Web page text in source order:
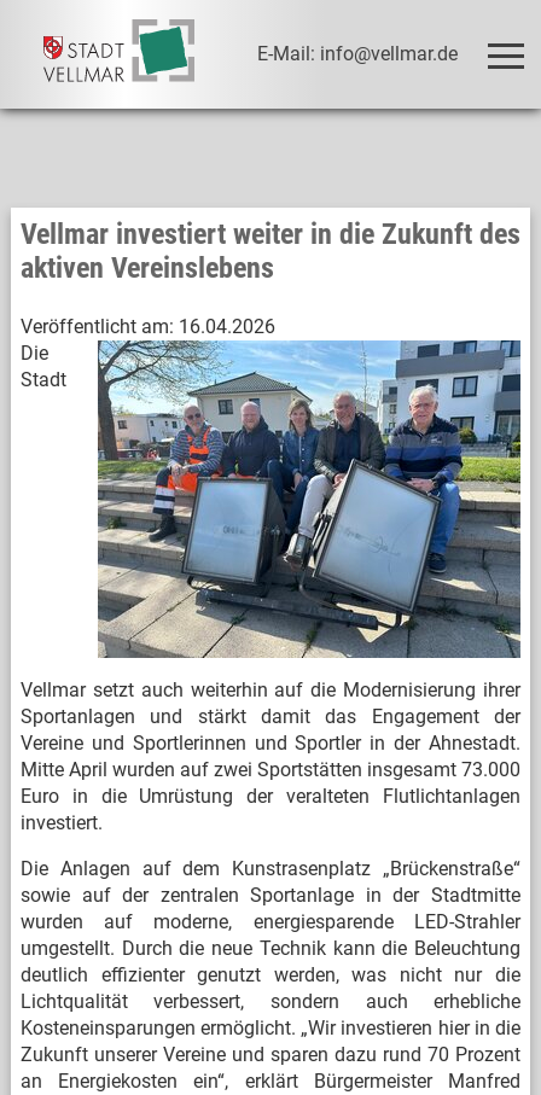
E-Mail: info@vellmar.de
Vellmar investiert weiter in die Zukunft des
aktiven Vereinslebens
Veröffentlicht am: 16.04.2026
Die
Stadt
Vellmar setzt auch weiterhin auf die Modernisierung ihrer
Sportanlagen und stärkt damit das Engagement der
Vereine und Sportlerinnen und Sportler in der Ahnestadt.
Mitte April wurden auf zwei Sportstätten insgesamt 73.000
Euro in die Umrüstung der veralteten Flutlichtanlagen
investiert.
Die Anlagen auf dem Kunstrasenplatz „Brückenstraße“
sowie auf der zentralen Sportanlage in der Stadtmitte
wurden auf moderne, energiesparende LED-Strahler
umgestellt. Durch die neue Technik kann die Beleuchtung
deutlich effizienter genutzt werden, was nicht nur die
Lichtqualität verbessert, sondern auch erhebliche
Kosteneinsparungen ermöglicht. „Wir investieren hier in die
Zukunft unserer Vereine und sparen dazu rund 70 Prozent
an Energiekosten ein“, erklärt Bürgermeister Manfred